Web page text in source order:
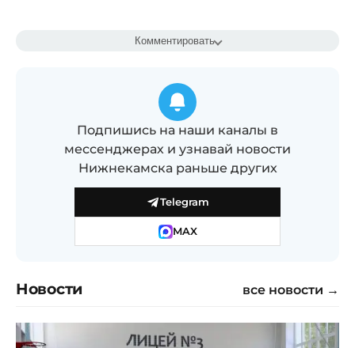
Комментировать
Подпишись на наши каналы в
мессенджерах и узнавай новости
Нижнекамска раньше других
Telegram
MAX
Новости все новости →